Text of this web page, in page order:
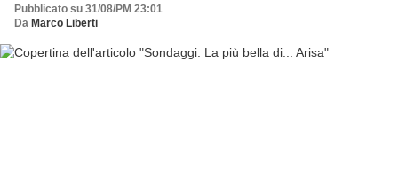
Pubblicato su 31/08/PM 23:01
Da Marco Liberti